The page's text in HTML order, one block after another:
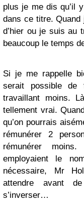
plus je me dis qu’il
dans ce titre.
d’hier ou je suis au
beaucoup le temps
Si je me rappelle
serait possible de
travaillant moins.
tellement vrai.
qu’on pourrais
rémunérer 2
rémunérer
employaient le
nécessaire, Mr
attendre avant
s’inverser…